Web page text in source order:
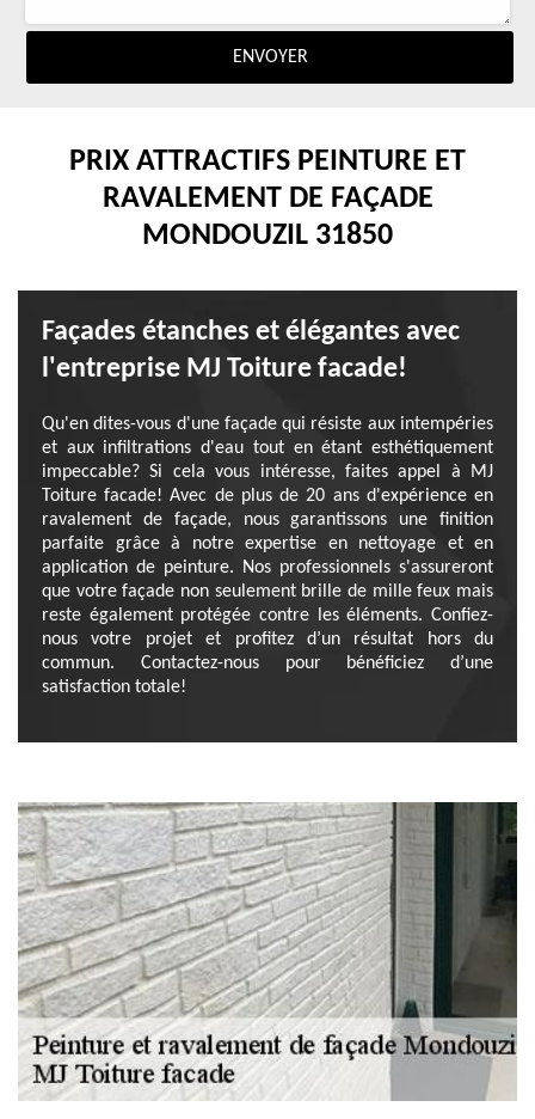
PRIX ATTRACTIFS PEINTURE ET
RAVALEMENT DE FAÇADE
MONDOUZIL 31850
Façades étanches et élégantes avec
l'entreprise MJ Toiture facade!
Qu'en dites-vous d'une façade qui résiste aux intempéries
et aux infiltrations d'eau tout en étant esthétiquement
impeccable? Si cela vous intéresse, faites appel à MJ
Toiture facade! Avec de plus de 20 ans d'expérience en
ravalement de façade, nous garantissons une finition
parfaite grâce à notre expertise en nettoyage et en
application de peinture. Nos professionnels s'assureront
que votre façade non seulement brille de mille feux mais
reste également protégée contre les éléments. Confiez-
nous votre projet et profitez d’un résultat hors du
commun. Contactez-nous pour bénéficiez d’une
satisfaction totale!